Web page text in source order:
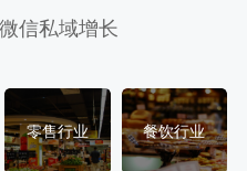
信私域增长
零售行业 餐饮行业